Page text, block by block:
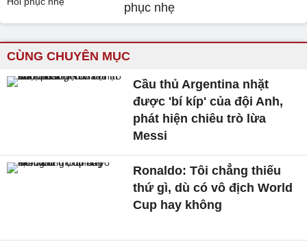
phục nhẹ
CÙNG CHUYÊN MỤC
Cầu thủ Argentina nhặt
được 'bí kíp' của đội Anh,
phát hiện chiêu trò lừa
Messi
Ronaldo: Tôi chẳng thiếu
thứ gì, dù có vô địch World
Cup hay không